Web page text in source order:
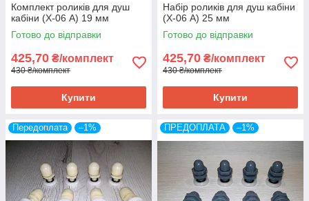
Комплект роликів для душ
кабіни (Х-06 А) 19 мм
Готово до відправки
425,70 ₴/комплект
430 ₴/комплект
Купити
Набір роликів для душ кабіни
(Х-06 А) 25 мм
Готово до відправки
425,70 ₴/комплект
430 ₴/комплект
Купити
Передоплата –1% ПРЕДОПЛАТА –1%